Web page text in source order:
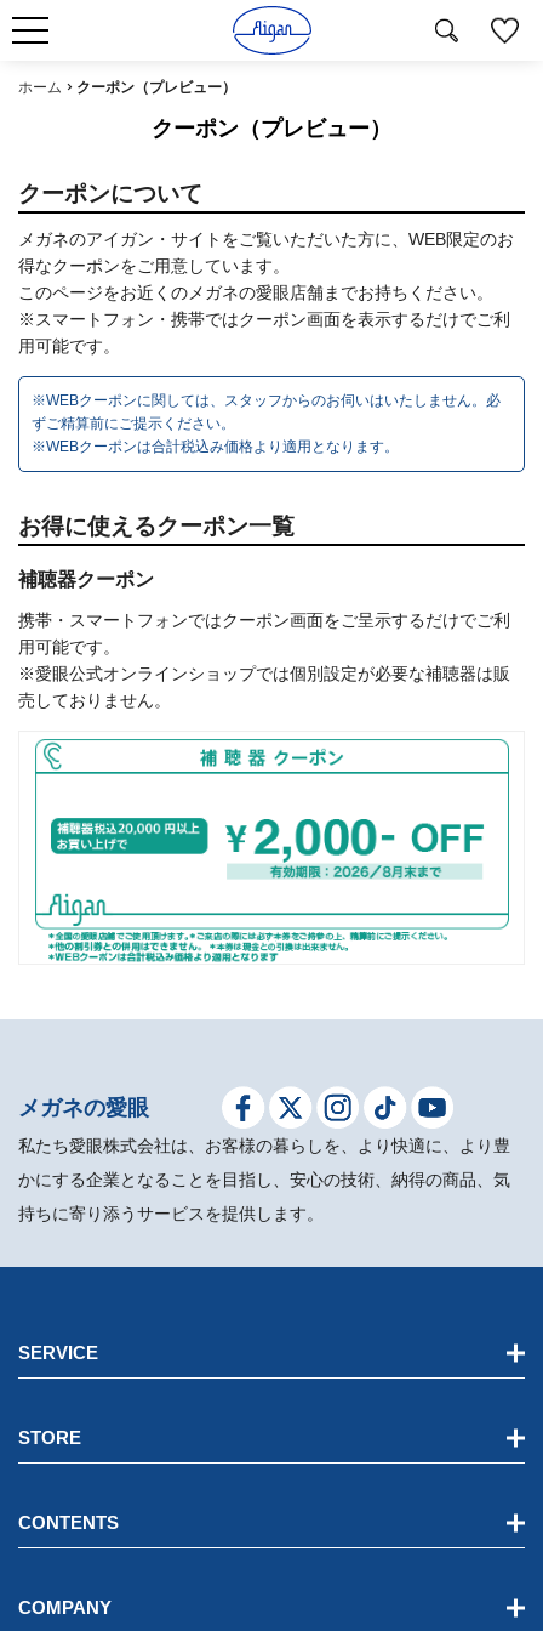
ホーム クーポン（プレビュー）
クーポン（プレビュー）
クーポンについて
メガネのアイガン・サイトをご覧いただいた方に、WEB限定のお
得なクーポンをご用意しています。
このページをお近くのメガネの愛眼店舗までお持ちください。
※スマートフォン・携帯ではクーポン画面を表示するだけでご利
用可能です。
※WEBクーポンに関しては、スタッフからのお伺いはいたしません。必
ずご精算前にご提示ください。
※WEBクーポンは合計税込み価格より適用となります。
お得に使えるクーポン⼀覧
補聴器クーポン
携帯・スマートフォンではクーポン画面をご呈示するだけでご利
用可能です。
※愛眼公式オンラインショップでは個別設定が必要な補聴器は販
売しておりません。
メガネの愛眼
私たち愛眼株式会社は、お客様の暮らしを、より快適に、より豊
かにする企業となることを目指し、安心の技術、納得の商品、気
持ちに寄り添うサービスを提供します。
SERVICE
STORE
CONTENTS
COMPANY